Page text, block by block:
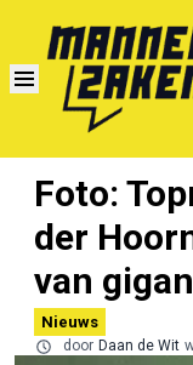
Foto:
der
van
Nieuws
door Daan de Wit